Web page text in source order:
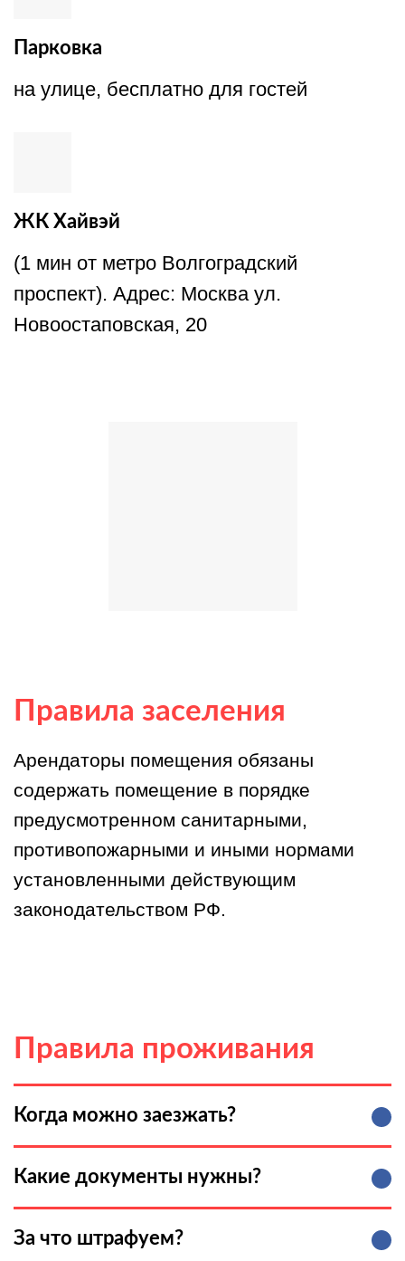
Парковка
на улице, бесплатно для гостей
ЖК Хайвэй
(1 мин от метро Волгоградский
проспект). Адрес: Москва ул.
Новоостаповская, 20
Правила заселения
Арендаторы помещения обязаны
содержать помещение в порядке
предусмотренном санитарными,
противопожарными и иными нормами
установленными действующим
законодательством РФ.
Правила проживания
Когда можно заезжать?
Какие документы нужны?
За что штрафуем?